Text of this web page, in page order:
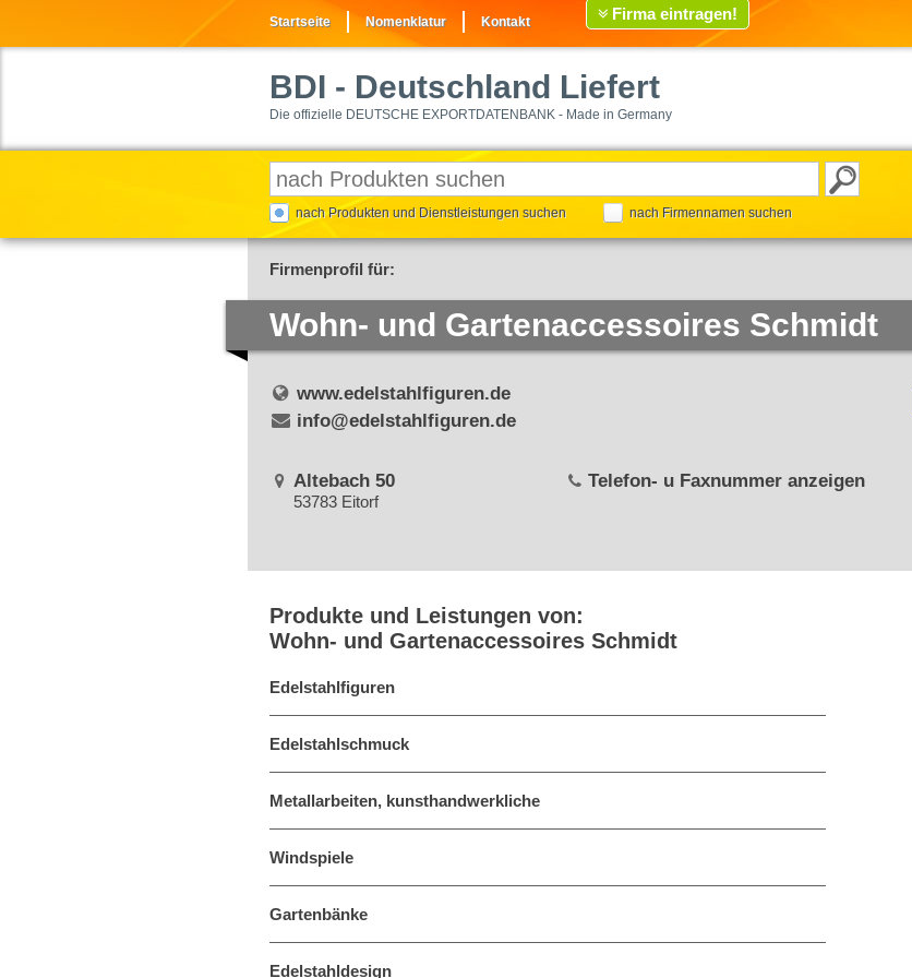
Startseite Nomenklatur Kontakt Firma eintragen!
BDI - Deutschland Liefert
Die offizielle DEUTSCHE EXPORTDATENBANK - Made in Germany
nach Produkten und Dienstleistungen suchen nach Firmennamen suchen
Firmenprofil für:
Wohn- und Gartenaccessoires Schmidt
www.edelstahlfiguren.de
info@edelstahlfiguren.de
Altebach 50
53783 Eitorf
Telefon- u Faxnummer anzeigen
Produkte und Leistungen von:
Wohn- und Gartenaccessoires Schmidt
Edelstahlfiguren
Edelstahlschmuck
Metallarbeiten, kunsthandwerkliche
Windspiele
Gartenbänke
Edelstahldesign